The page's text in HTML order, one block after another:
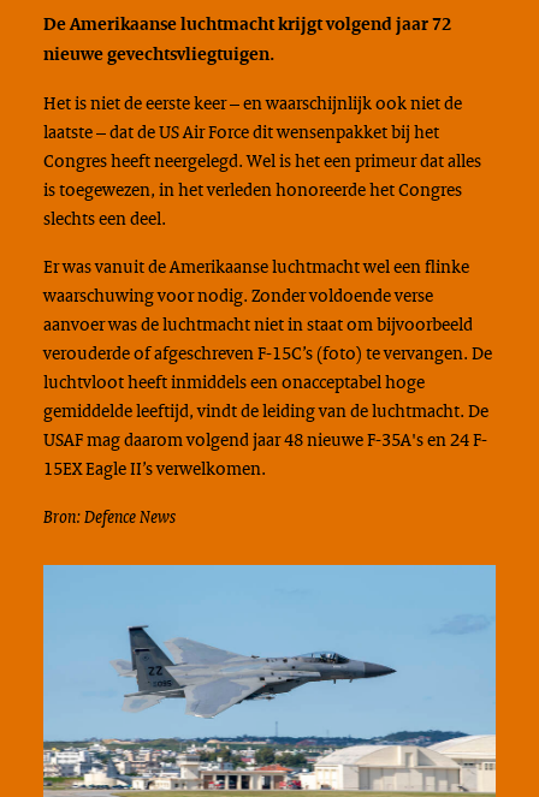
De Amerikaanse luchtmacht krijgt volgend jaar 72
nieuwe gevechtsvliegtuigen.
Het is niet de eerste keer – en waarschijnlijk ook niet de
laatste – dat deUS Air Forcedit wensenpakket bij het
Congres heeft neergelegd. Wel is het een primeur dat alles
is toegewezen, in het verleden honoreerde het Congres
slechts een deel.
Er was vanuit de Amerikaanse luchtmacht wel een flinke
waarschuwing voor nodig. Zonder voldoende verse
aanvoer was de luchtmacht niet in staat om bijvoorbeeld
verouderde of afgeschreven F-15C’s (foto) te vervangen. De
luchtvloot heeft inmiddels een onacceptabel hoge
gemiddelde leeftijd, vindt de leiding van de luchtmacht. De
USAF mag daarom volgend jaar 48 nieuwe F-35A's en 24 F-
15EX Eagle II’s verwelkomen.
Bron: Defence News